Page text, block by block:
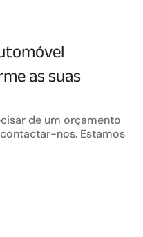
com o calor.
a pintura contra
e à oxidação.
específicas, sendo
para
as suas
de um orçamento
nos. Estamos